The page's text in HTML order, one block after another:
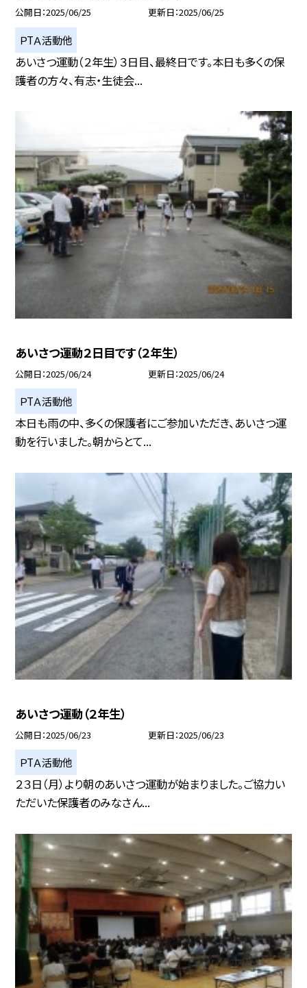
公開日 2025/06/25 更新日 2025/06/25
ＰTＡ活動他
あいさつ運動（２年生）３日目、最終日です。本日も多くの保
護者の方々、有志・生徒会...
あいさつ運動２日目です（２年生）
公開日 2025/06/24 更新日 2025/06/24
ＰTＡ活動他
本日も雨の中、多くの保護者にご参加いただき、あいさつ運
動を行いました。朝からとて...
あいさつ運動（２年生）
公開日 2025/06/23 更新日 2025/06/23
ＰTＡ活動他
２３日（月）より朝のあいさつ運動が始まりました。ご協力い
ただいた保護者のみなさん...